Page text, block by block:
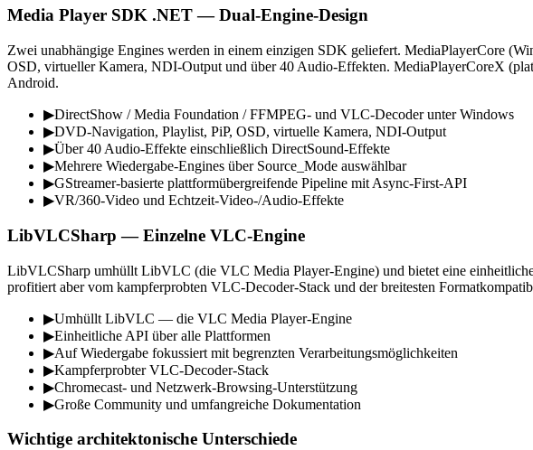
Media Player SDK .NET — Dual-Engine-Design
Zwei unabhängige Engines werden in einem einzigen SDK geliefert. MediaPlayerCore
OSD, virtueller Kamera, NDI-Output und über 40 Audio-Effekten. MediaPlayerCoreX
Android.
▶DirectShow / Media Foundation / FFMPEG- und VLC-Decoder unter Windows
▶DVD-Navigation, Playlist, PiP, OSD, virtuelle Kamera, NDI-Output
▶Über 40 Audio-Effekte einschließlich DirectSound-Effekte
▶Mehrere Wiedergabe-Engines über Source_Mode auswählbar
▶GStreamer-basierte plattformübergreifende Pipeline mit Async-First-API
▶VR/360-Video und Echtzeit-Video-/Audio-Effekte
LibVLCSharp — Einzelne VLC-Engine
LibVLCSharp umhüllt LibVLC (die VLC Media Player-Engine) und bietet eine
profitiert aber vom kampferprobten VLC-Decoder-Stack und der breitesten
▶Umhüllt LibVLC — die VLC Media Player-Engine
▶Einheitliche API über alle Plattformen
▶Auf Wiedergabe fokussiert mit begrenzten Verarbeitungsmöglichkeiten
▶Kampferprobter VLC-Decoder-Stack
▶Chromecast- und Netzwerk-Browsing-Unterstützung
▶Große Community und umfangreiche Dokumentation
Wichtige architektonische Unterschiede